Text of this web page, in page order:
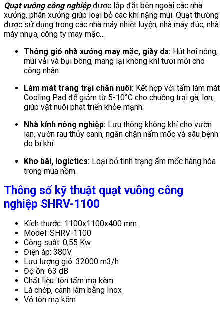
Quạt vuông công nghiệpđược lắp đặt bên ngoài các nhà
xưởng, phân xưởng giúp loại bỏ các khí nặng mùi. Quạt thường
được sử dụng trong các nhà máy nhiệt luyện, nhà máy đúc, nhà
máy nhựa, công ty may mặc…
Thông gió nhà xưởng may mặc, giày da: Hút hơi nóng,
mùi vải và bụi bông, mang lại không khí tươi mới cho
công nhân.
Làm mát trang trại chăn nuôi: Kết hợp với tấm làm mát
Cooling Pad để giảm từ 5-10°C cho chuồng trại gà, lợn,
giúp vật nuôi phát triển khỏe mạnh.
Nhà kính nông nghiệp: Lưu thông không khí cho vườn
lan, vườn rau thủy canh, ngăn chặn nấm mốc và sâu bệnh
do bí khí.
Kho bãi, logictics: Loại bỏ tình trạng ẩm mốc hàng hóa
trong mùa nồm.
Thông số kỹ thuật quạt vuông công
nghiệp SHRV-1100
Kích thước: 1100x1100x400 mm
Model: SHRV-1100
Công suất: 0,55 Kw
Điện áp: 380V
Lưu lượng gió: 32000 m3/h
Độ ồn: 63 dB
Chất liệu: tôn tấm mạ kẽm
Lá chớp, cánh làm bằng Inox
Vỏ tôn mạ kẽm